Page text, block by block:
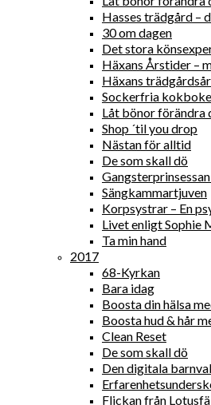
Hasses trädgård –
30 om dagen
Det stora
Häxans Årstider –
Häxans
Sockerfria
Låt bönor
Shop ´til you drop
Nästan för alltid
De som skall dö
Sängkammartjuven
Korpsystrar – En
Livet enligt Sophie
Ta min hand
2017
68-Kyrkan
Bara idag
Boosta din hälsa
Boosta hud & hår
Clean Reset
De som skall dö
Den digitala
Flickan från